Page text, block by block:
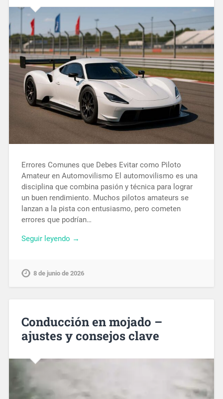
Errores Comunes que Debes Evitar como Piloto
Amateur en Automovilismo El automovilismo es una
disciplina que combina pasión y técnica para lograr
un buen rendimiento. Muchos pilotos amateurs se
lanzan a la pista con entusiasmo, pero cometen
errores que podrían…
Seguir leyendo →
8 de junio de 2026
Conducción en mojado –
ajustes y consejos clave